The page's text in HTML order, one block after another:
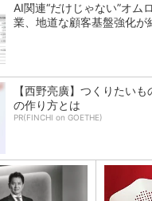
AI関連“だけじゃない”オム
業、地道な顧客基盤強化が
【西野亮廣】つくりたい
の作り方とは
PR(FINCHI on GOETHE)